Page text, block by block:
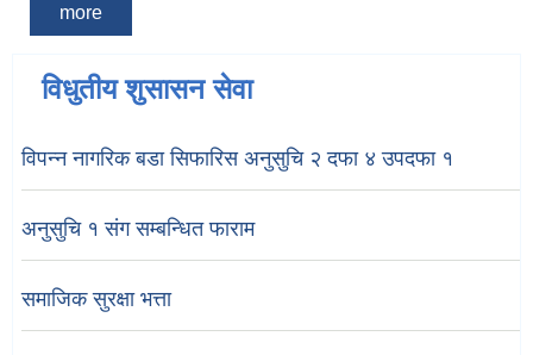
more
विधुतीय शुसासन सेवा
विपन्न नागरिक बडा सिफारिस अनुसुचि २ दफा ४ उपदफा १
अनुसुचि १ संग सम्बन्धित फाराम
समाजिक सुरक्षा भत्ता